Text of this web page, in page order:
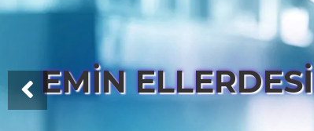
EMİN